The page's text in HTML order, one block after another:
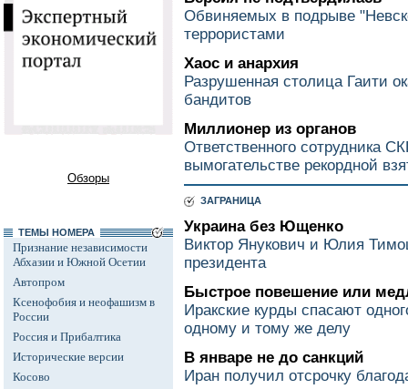
Обзоры
ТЕМЫ НОМЕРА
Признание независимости
Абхазии и Южной Осетии
Автопром
Ксенофобия и неофашизм в
России
Россия и Прибалтика
Исторические версии
Косово
Обвиняемых в подрыве
террористами
Хаос и анархия
Разрушенная столица Гаити
бандитов
Миллионер из органов
Ответственного сотрудника
вымогательстве рекордной
ЗАГРАНИЦА
Украина без Ющенко
Виктор Янукович и Юлия
президента
Быстрое повешение или
Иракские курды спасают
одному и тому же делу
В январе не до санкций
Иран получил отсрочку